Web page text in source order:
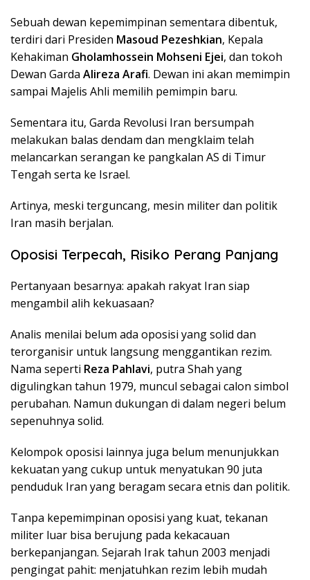
Sebuah dewan kepemimpinan sementara dibentuk,
terdiri dari Presiden Masoud Pezeshkian, Kepala
Kehakiman Gholamhossein Mohseni Ejei, dan tokoh
Dewan Garda Alireza Arafi. Dewan ini akan memimpin
sampai Majelis Ahli memilih pemimpin baru.
Sementara itu, Garda Revolusi Iran bersumpah
melakukan balas dendam dan mengklaim telah
melancarkan serangan ke pangkalan AS di Timur
Tengah serta ke Israel.
Artinya, meski terguncang, mesin militer dan politik
Iran masih berjalan.
Oposisi Terpecah, Risiko Perang Panjang
Pertanyaan besarnya: apakah rakyat Iran siap
mengambil alih kekuasaan?
Analis menilai belum ada oposisi yang solid dan
terorganisir untuk langsung menggantikan rezim.
Nama seperti Reza Pahlavi, putra Shah yang
digulingkan tahun 1979, muncul sebagai calon simbol
perubahan. Namun dukungan di dalam negeri belum
sepenuhnya solid.
Kelompok oposisi lainnya juga belum menunjukkan
kekuatan yang cukup untuk menyatukan 90 juta
penduduk Iran yang beragam secara etnis dan politik.
Tanpa kepemimpinan oposisi yang kuat, tekanan
militer luar bisa berujung pada kekacauan
berkepanjangan. Sejarah Irak tahun 2003 menjadi
pengingat pahit: menjatuhkan rezim lebih mudah